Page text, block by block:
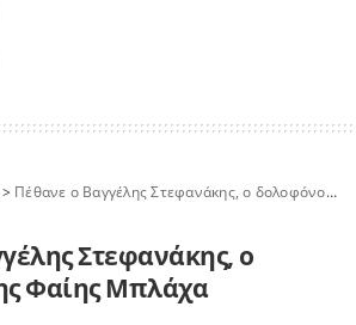
Πέθανε ο Βαγγέλης Στεφανάκης, ο δολοφόνος της Φαίης Μπλάχα
Στεφανάκης, ο
Φαίης Μπλάχα